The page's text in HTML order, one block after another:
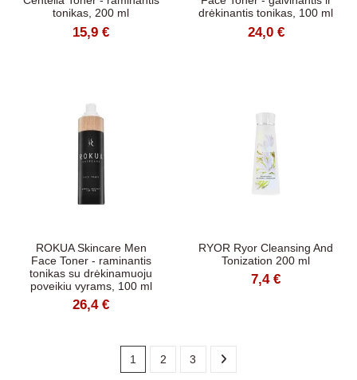
tonikas, 200 ml
15,9 €
drėkinantis tonikas, 100 ml
24,0 €
ROKUA Skincare Men
Face Toner - raminantis
tonikas su drėkinamuoju
poveikiu vyrams, 100 ml
26,4 €
RYOR Ryor Cleansing And
Tonization 200 ml
7,4 €
1 2 3